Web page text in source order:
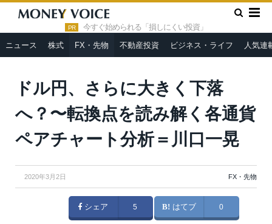
PR 今すぐ始められる「損しにくい投資」
ニュース 株式 FX・先物 不動産投資 ビジネス・ライフ 人気連
HOME » FX・先物 »
ドル円、さらに大きく下落へ？〜転換点
を読み解く各通貨ペアチャート分析＝川口一晃
ドル円、さらに大きく下落
へ？〜転換点を読み解く各通貨
ペアチャート分析＝川口一晃
2020年3月2日 FX・先物
シェア 5 はてブ 0